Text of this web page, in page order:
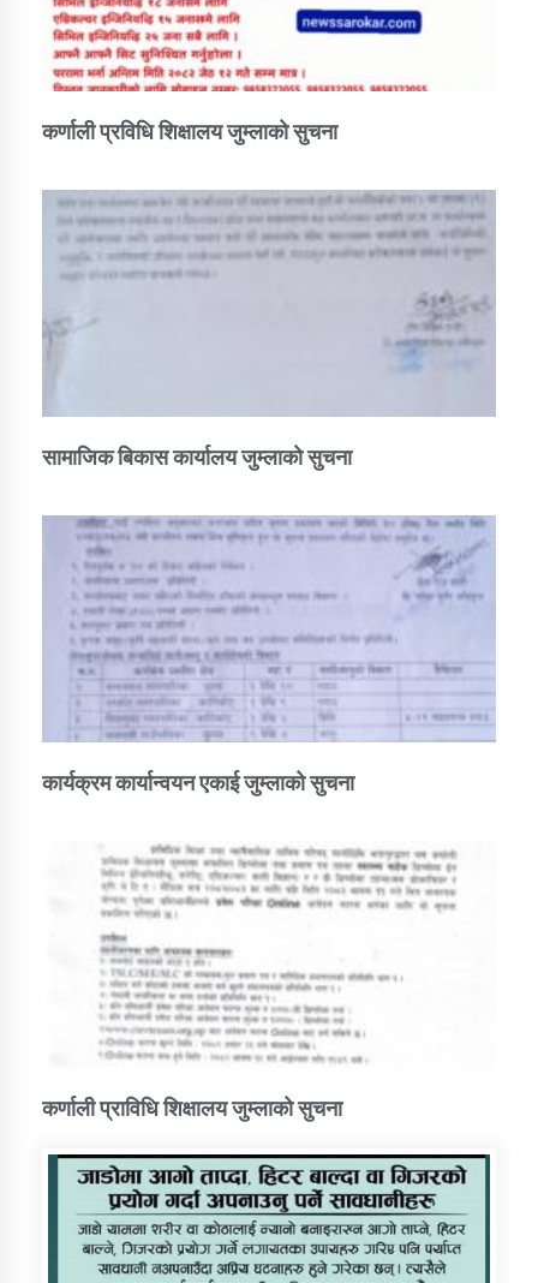
कर्णाली प्रविधि शिक्षालय जुम्लाको सुचना
सामाजिक बिकास कार्यालय जुम्लाकाे सुचना
कार्यक्रम कार्यान्वयन एकाई जुम्लाको सुचना
कर्णाली प्राविधि शिक्षालय जुम्लाको सुचना